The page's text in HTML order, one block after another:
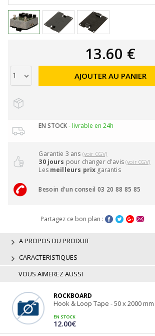
13.60 €
AJOUTER AU PANIER
EN STOCK- livrable en 24h
Garantie 3 ans (voir CGV)
30 jours pour changer d'avis(voir CGV)
Les meilleurs prix garantis
Besoin d'un conseil 03 20 88 85 85
Partagez ce bon plan :
A PROPOS DU PRODUIT
CARACTERISTIQUES
VOUS AIMEREZ AUSSI
ROCKBOARD
Hook & Loop Tape - 50 x 2000 mm
EN STOCK
12.00€